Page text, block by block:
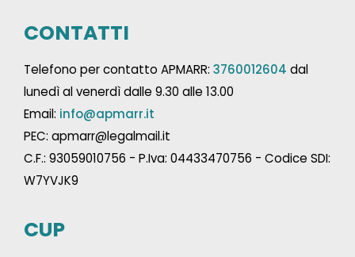
CONTATTI
Telefono per contatto APMARR: 3760012604 dal
lunedì al venerdì dalle 9.30 alle 13.00
Email: info@apmarr.it
PEC: apmarr@legalmail.it
C.F.: 93059010756 - P.Iva: 04433470756 - Codice SDI:
W7YVJK9
CUP